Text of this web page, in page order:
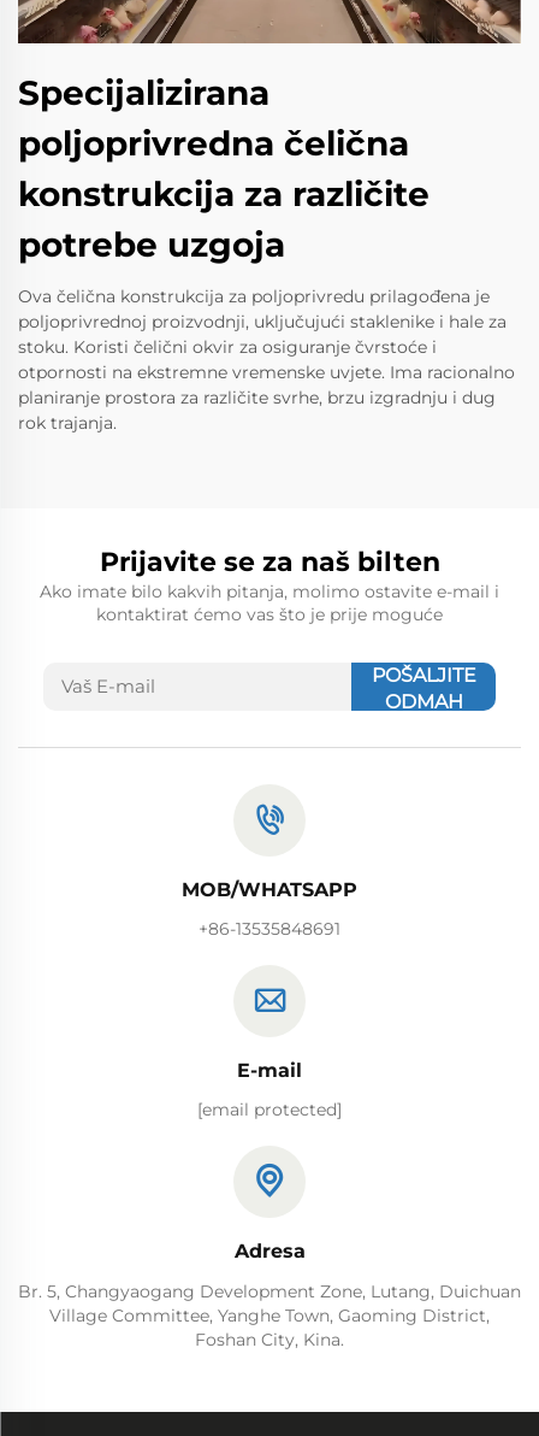
Specijalizirana
poljoprivredna čelična
konstrukcija za različite
potrebe uzgoja
Ova čelična konstrukcija za poljoprivredu prilagođena je
poljoprivrednoj proizvodnji, uključujući staklenike i hale za
stoku. Koristi čelični okvir za osiguranje čvrstoće i
otpornosti na ekstremne vremenske uvjete. Ima racionalno
planiranje prostora za različite svrhe, brzu izgradnju i dug
rok trajanja.
Prijavite se za naš bilten
Ako imate bilo kakvih pitanja, molimo ostavite e-mail i
kontaktirat ćemo vas što je prije moguće
POŠALJITE
ODMAH
MOB/WHATSAPP
+86-13535848691
E-mail
[email protected]
Adresa
Br. 5, Changyaogang Development Zone, Lutang, Duichuan
Village Committee, Yanghe Town, Gaoming District,
Foshan City, Kina.